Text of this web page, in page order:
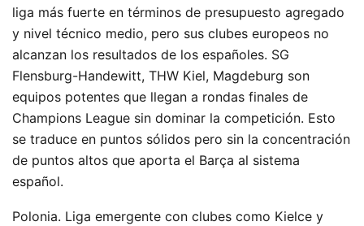
liga más fuerte en términos de presupuesto agregado
y nivel técnico medio, pero sus clubes europeos no
alcanzan los resultados de los españoles. SG
Flensburg-Handewitt, THW Kiel, Magdeburg son
equipos potentes que llegan a rondas finales de
Champions League sin dominar la competición. Esto
se traduce en puntos sólidos pero sin la concentración
de puntos altos que aporta el Barça al sistema
español.
Polonia. Liga emergente con clubes como Kielce y